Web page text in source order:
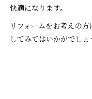
快適になります。
リフォームをお考えの
してみてはいかがでしょ